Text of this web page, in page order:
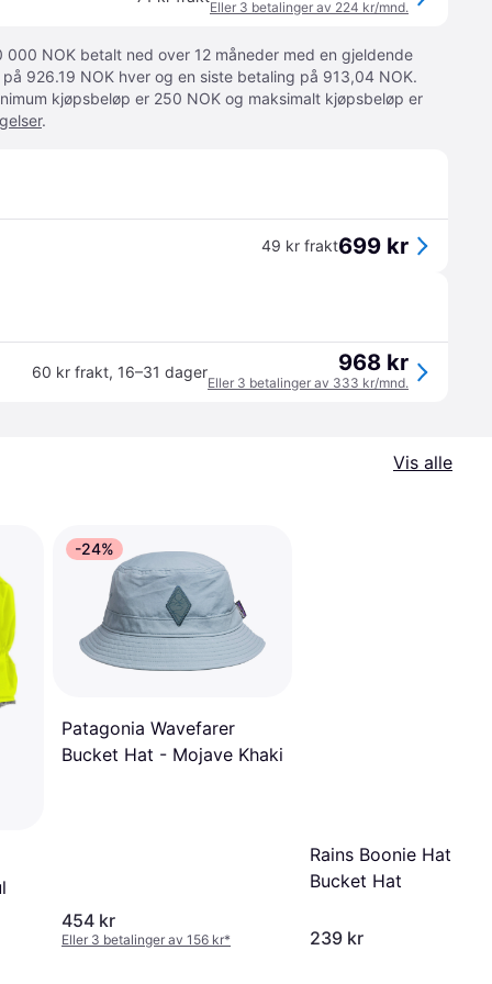
Eller 3 betalinger av 224 kr/mnd.
000 NOK betalt ned over 12 måneder med en gjeldende
926.19 NOK hver og en siste betaling på 913,04 NOK.
kjøpsbeløp er 250 NOK og maksimalt kjøpsbeløp er
.
49 kr frakt699 kr
60 kr frakt, 16–31 dager 968 kr
Eller 3 betalinger av 333 kr/mnd.
Vis alle
-24%
Patagonia Wavefarer
Bucket Hat - Mojave Khaki
454 kr
Eller 3 betalinger av 156 kr*
Rains Boonie Hat W2
Bucket Hat
239 kr